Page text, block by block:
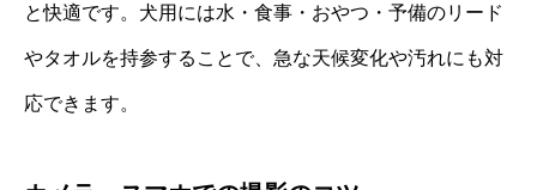
と快適です。犬用には水・食事・おやつ・予備のリード
やタオルを持参することで、急な天候変化や汚れにも対
応できます。